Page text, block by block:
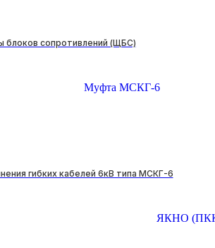
блоков сопротивлений (ЩБС)
гибких кабелей 6кВ типа МСКГ-6